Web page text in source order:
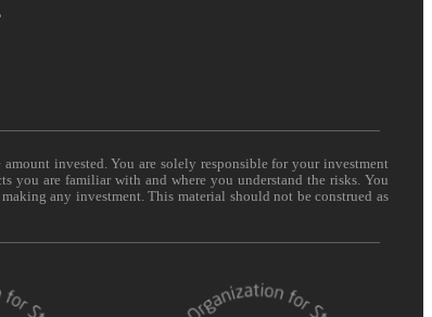
invested. You are solely responsible for your investment
you are familiar with and where you understand the risks. You
any investment. This material should not be construed as